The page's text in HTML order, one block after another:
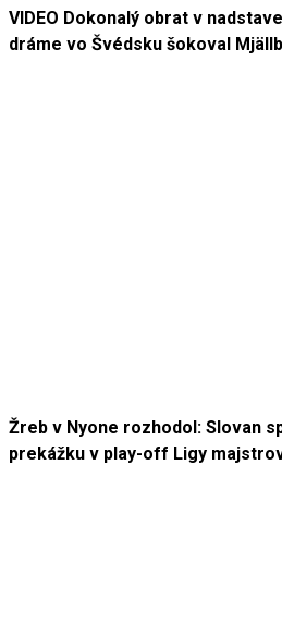
VIDEO Dokonalý obrat v
dráme vo Švédsku šokoval
Žreb v Nyone rozhodol: Slovan
prekážku v play-off Ligy